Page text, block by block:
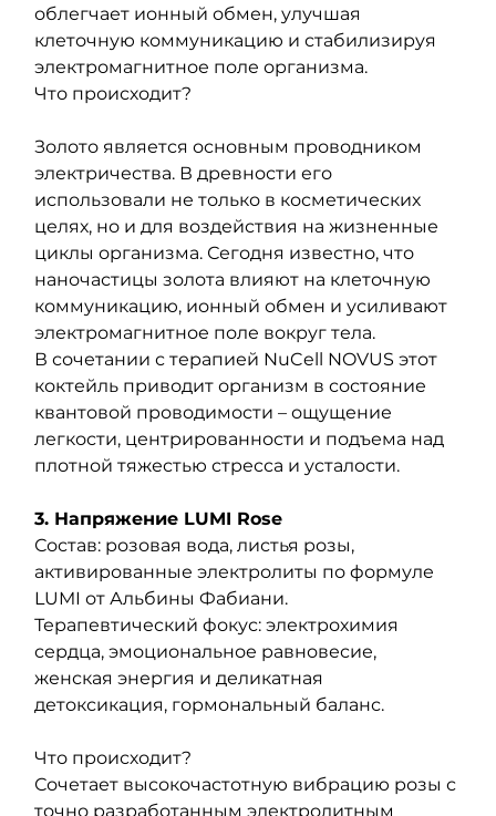
облегчает ионный обмен, улучшая
клеточную коммуникацию и стабилизируя
электромагнитное поле организма.
Что происходит?
Золото является основным проводником
электричества. В древности его
использовали не только в косметических
целях, но и для воздействия на жизненные
циклы организма. Сегодня известно, что
наночастицы золота влияют на клеточную
коммуникацию, ионный обмен и усиливают
электромагнитное поле вокруг тела.
В сочетании с терапией NuCell NOVUS этот
коктейль приводит организм в состояние
квантовой проводимости – ощущение
легкости, центрированности и подъема над
плотной тяжестью стресса и усталости.
3. Напряжение LUMI Rose
Состав: розовая вода, листья розы,
активированные электролиты по формуле
LUMI от Альбины Фабиани.
Терапевтический фокус: электрохимия
сердца, эмоциональное равновесие,
женская энергия и деликатная
детоксикация, гормональный баланс.
Что происходит?
Сочетает высокочастотную вибрацию розы с
точно разработанным электролитным